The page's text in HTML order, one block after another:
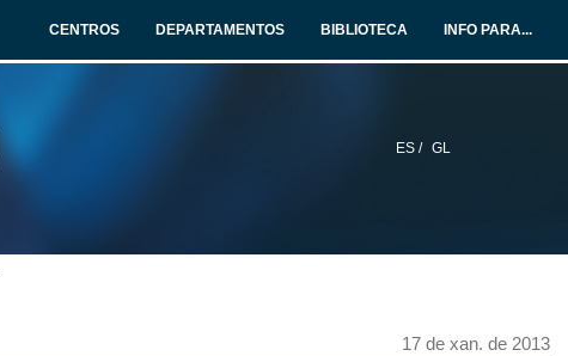
CENTROS DEPARTAMENTOS BIBLIOTECA INFO PARA...
ES / GL
17 de xan. de 2013
17 de xan. de 2013